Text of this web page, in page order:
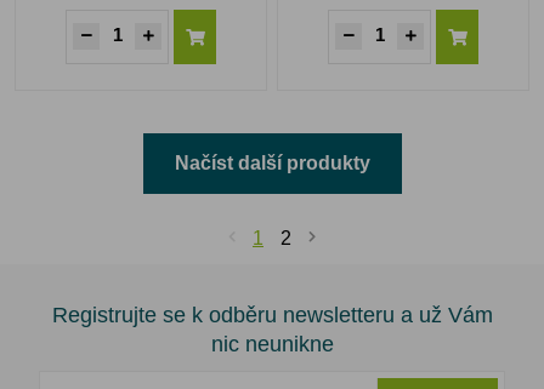
Načíst další produkty
1 2
Registrujte se k odběru newsletteru a už Vám
nic neunikne